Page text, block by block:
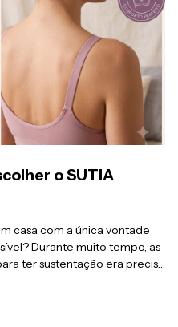
o SUTIA
casa com a única vontade
Durante muito tempo, as
ter sustentação era preciso